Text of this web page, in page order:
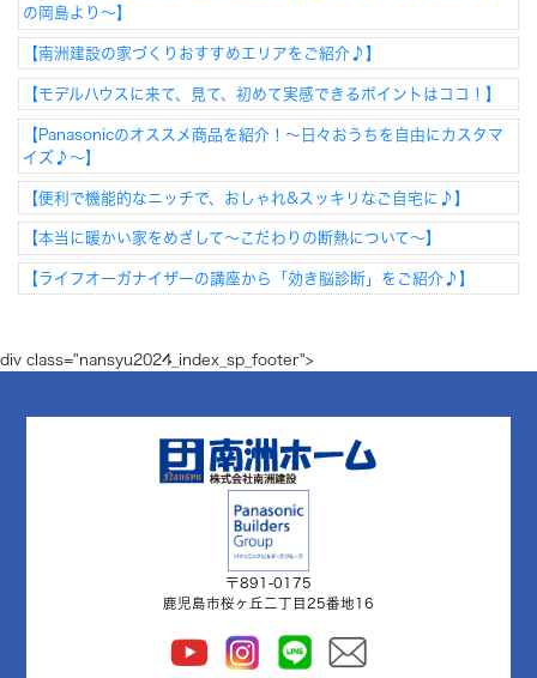
の岡島より～】
【南洲建設の家づくりおすすめエリアをご紹介♪】
【モデルハウスに来て、見て、初めて実感できるポイントはココ！】
【Panasonicのオススメ商品を紹介！～日々おうちを自由にカスタマ
イズ♪～】
【便利で機能的なニッチで、おしゃれ&スッキリなご自宅に♪】
【本当に暖かい家をめざして～こだわりの断熱について～】
【ライフオーガナイザーの講座から「効き脳診断」をご紹介♪】
div class="nansyu2024_index_sp_footer">
〒891-0175
鹿児島市桜ヶ丘二丁目25番地16